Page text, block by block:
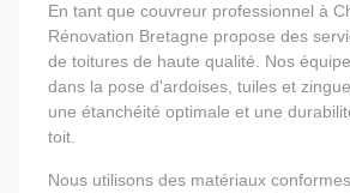
En tant que couvreur professionnel à
Rénovation Bretagne propose des
de toitures de haute qualité. Nos
dans la pose d'ardoises, tuiles et
une étanchéité optimale et une
toit.
Nous utilisons des matériaux